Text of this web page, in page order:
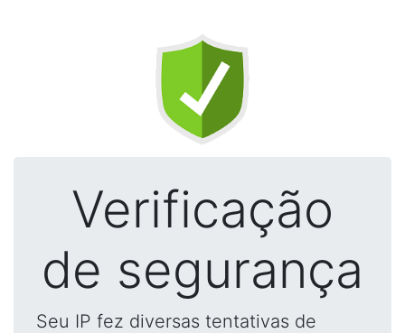
Verificação
de segurança
Seu IP fez diversas tentativas de